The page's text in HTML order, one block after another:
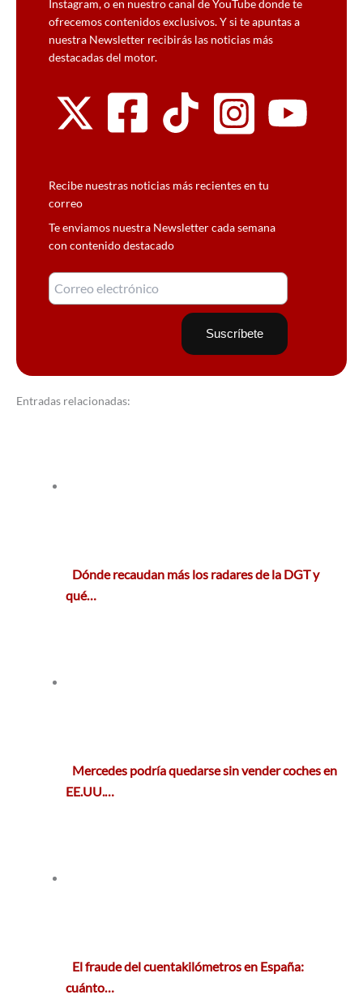
Instagram, o en nuestro canal de YouTube donde te
ofrecemos contenidos exclusivos. Y si te apuntas a
nuestra Newsletter recibirás las noticias más
destacadas del motor.
Recibe nuestras noticias más recientes en tu
correo
Te enviamos nuestra Newsletter cada semana
con contenido destacado
Entradas relacionadas:
Dónde recaudan más los radares de la DGT y
qué…
Mercedes podría quedarse sin vender coches en
EE.UU.…
El fraude del cuentakilómetros en España:
cuánto…